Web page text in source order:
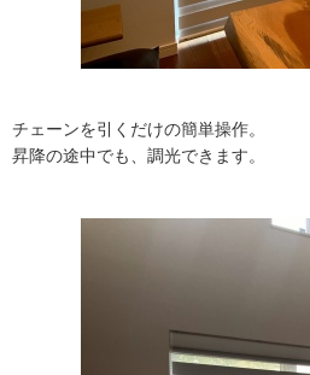
チェーンを引くだけの簡単操作。
昇降の途中でも、調光できます。